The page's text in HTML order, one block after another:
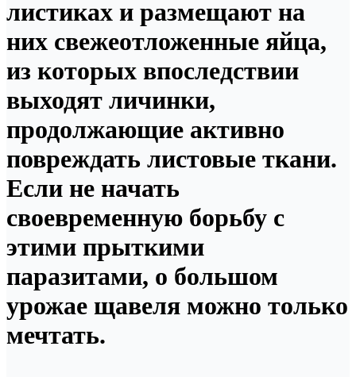
листиках и размещают на
них свежеотложенные яйца,
из которых впоследствии
выходят личинки,
продолжающие активно
повреждать листовые ткани.
Если не начать
своевременную борьбу с
этими прыткими
паразитами, о большом
урожае щавеля можно только
мечтать.